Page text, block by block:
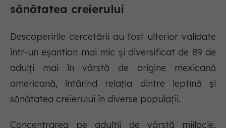
sănătatea creierului
Descoperirile cercetării au fost ulterior validate
într-un eșantion mai mic și diversificat de 89 de
adulți mai în vârstă de origine mexicană
americană, întărind relația dintre leptină și
sănătatea creierului în diverse populații.
Concentrarea pe adulții de vârstă mijlocie,